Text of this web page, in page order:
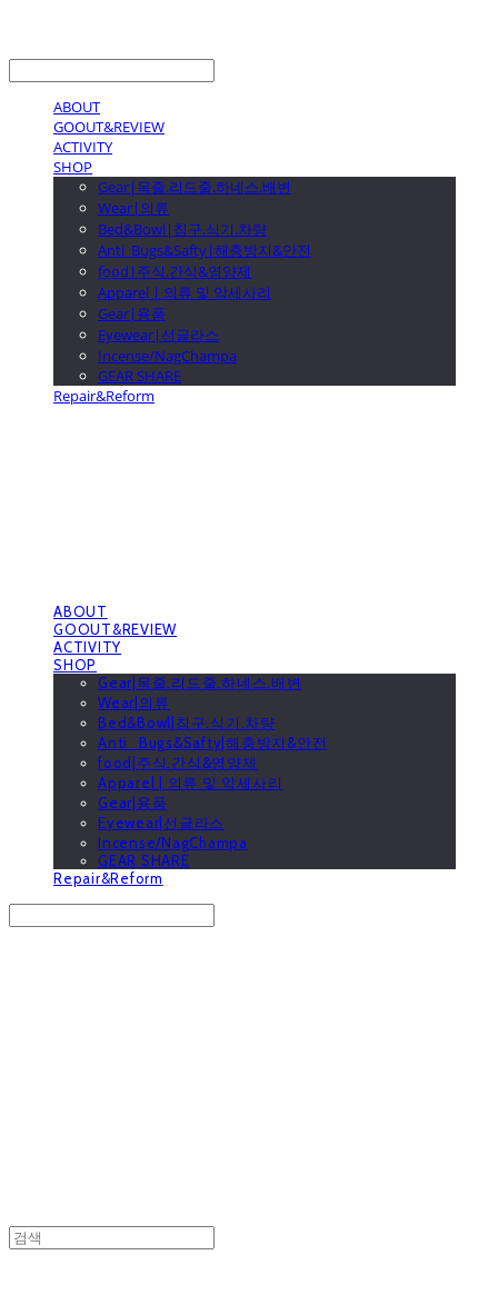
ABOUT
GOOUT&REVIEW
ACTIVITY
SHOP
Gear|목줄.리드줄.하네스.배변
Wear|의류
Bed&Bowl|침구.식기.차량
Anti_Bugs&Safty|해충방지&안전
food|주식.간식&영양제
Apparel | 의류 및 악세사리
Gear|용품
Eyewear|선글라스
Incense/NagChampa
GEAR SHARE
Repair&Reform
ABOUT
GOOUT&REVIEW
ACTIVITY
SHOP
Gear|목줄.리드줄.하네스.배변
Wear|의류
Bed&Bowl|침구.식기.차량
Anti_Bugs&Safty|해충방지&안전
food|주식.간식&영양제
Apparel | 의류 및 악세사리
Gear|용품
Eyewear|선글라스
Incense/NagChampa
GEAR SHARE
Repair&Reform